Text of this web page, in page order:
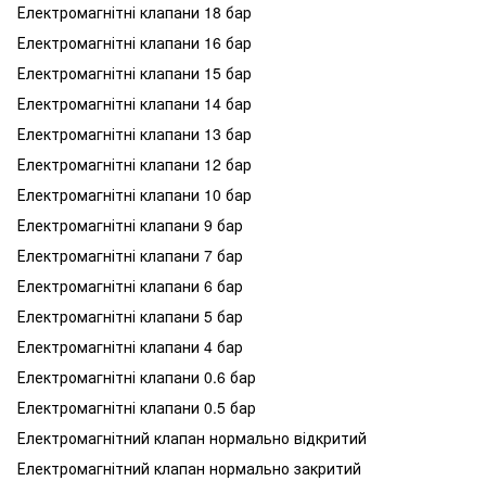
Електромагнітні клапани 18 бар
Електромагнітні клапани 16 бар
Електромагнітні клапани 15 бар
Електромагнітні клапани 14 бар
Електромагнітні клапани 13 бар
Електромагнітні клапани 12 бар
Електромагнітні клапани 10 бар
Електромагнітні клапани 9 бар
Електромагнітні клапани 7 бар
Електромагнітні клапани 6 бар
Електромагнітні клапани 5 бар
Електромагнітні клапани 4 бар
Електромагнітні клапани 0.6 бар
Електромагнітні клапани 0.5 бар
Електромагнітний клапан нормально відкритий
Електромагнітний клапан нормально закритий